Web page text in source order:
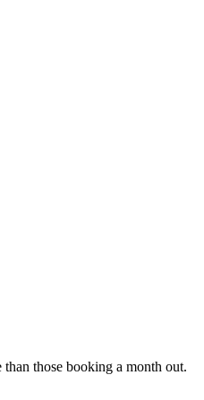
those booking a month out.